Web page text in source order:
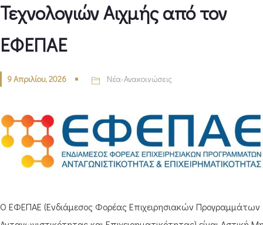
Τεχνολογιών Αιχμής από τον
ΕΦΕΠΑΕ
9 Απριλίου, 2026 Νέα-Ανακοινώσεις
Ο ΕΦΕΠΑΕ (Ενδιάμεσος Φορέας Επιχειρησιακών Προγραμμάτων